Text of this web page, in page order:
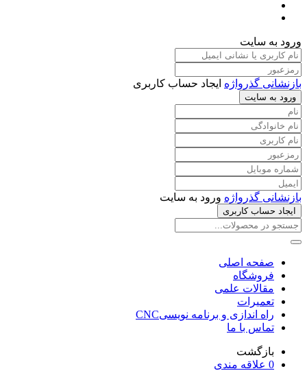
ورود به سایت
بازنشانی گذرواژه ایجاد حساب کاربری
ورود به سایت
بازنشانی گذرواژه ورود به سایت
ایجاد حساب کاربری
صفحه اصلی
فروشگاه
مقالات علمی
تعمیرات
راه اندازی و برنامه نویسیCNC
تماس با ما
بازگشت
0 علاقه مندی